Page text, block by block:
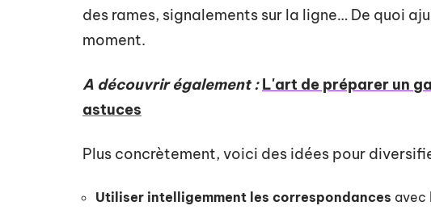
des rames, signalements sur la ligne… De quoi
moment.
A découvrir également : L'art de préparer un
astuces
Plus concrètement, voici des idées pour
Utiliser intelligemment les correspondances avec